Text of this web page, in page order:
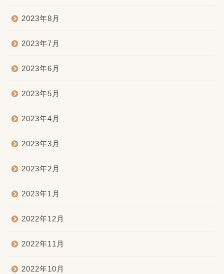
2023年8月
2023年7月
2023年6月
2023年5月
2023年4月
2023年3月
2023年2月
2023年1月
2022年12月
2022年11月
2022年10月